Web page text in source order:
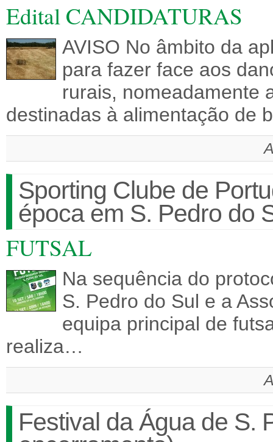
Edital CANDIDATURAS
AVISO No âmbito da
para fazer face aos
rurais, nomeadamente
destinadas à alimentação de
Sporting Clube de
época em S. Pedro do
FUTSAL
Na sequência do
S. Pedro do Sul e a
equipa principal de
realiza…
Festival da Água de S.